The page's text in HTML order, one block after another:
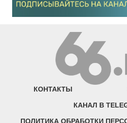
КОНТАКТЫ
КАНАЛ В
ПОЛИТИКА ОБРАБОТКИ